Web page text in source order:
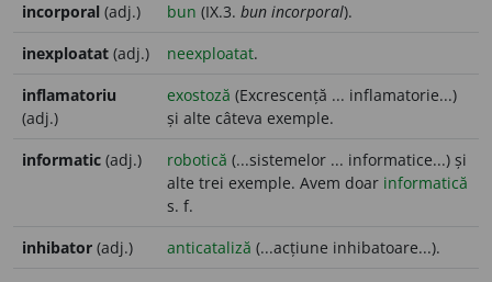
incorporal (adj.) bun (IX.3. bun incorporal).
inexploatat (adj.) neexploatat.
inflamatoriu
(adj.)
exostoză (Excrescență ... inflamatorie...)
și alte câteva exemple.
informatic (adj.) robotică (...sistemelor ... informatice...) și
alte trei exemple. Avem doar informatică
s. f.
inhibator (adj.) anticataliză (...acțiune inhibatoare...).